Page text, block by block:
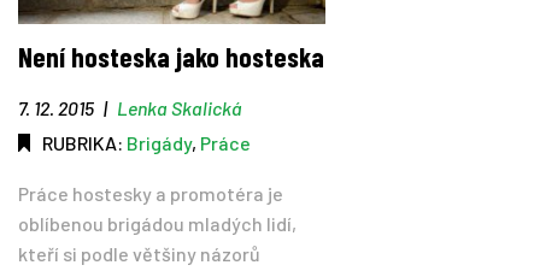
Není hosteska jako hosteska
7. 12. 2015 | Lenka Skalická
RUBRIKA: Brigády, Práce
Práce hostesky a promotéra je
oblíbenou brigádou mladých lidí,
kteří si podle většiny názorů